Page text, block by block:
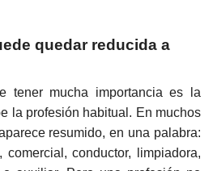
quedar reducida a
tener mucha importancia es la
la profesión habitual. En muchos
resumido, en una palabra:
comercial, conductor, limpiadora,